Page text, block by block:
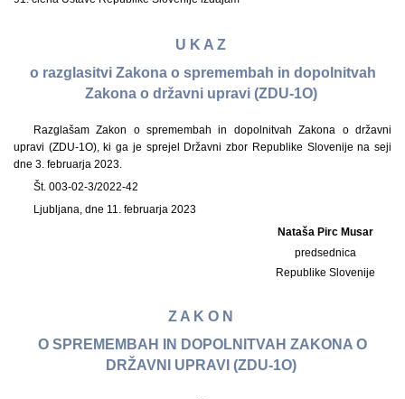
U K A Z
o razglasitvi Zakona o spremembah in dopolnitvah
Zakona o državni upravi (ZDU-1O)
Razglašam Zakon o spremembah in dopolnitvah Zakona o državni
upravi (ZDU-1O), ki ga je sprejel Državni zbor Republike Slovenije na seji
dne 3. februarja 2023.
Št. 003-02-3/2022-42
Ljubljana, dne 11. februarja 2023
Nataša Pirc Musar
predsednica
Republike Slovenije
Z A K O N
O SPREMEMBAH IN DOPOLNITVAH ZAKONA O
DRŽAVNI UPRAVI (ZDU-1O)